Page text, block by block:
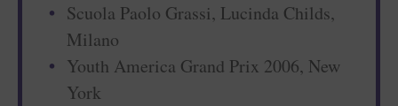
Scuola Paolo Grassi, Lucinda Childs,
Milano
Youth America Grand Prix 2006, New
York